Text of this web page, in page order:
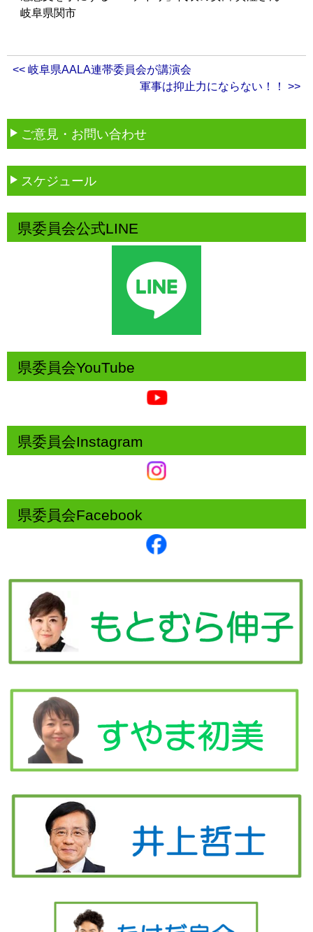
岐阜県関市
<< 岐阜県AALA連帯委員会が講演会
軍事は抑止力にならない！！ >>
ご意見・お問い合わせ
スケジュール
県委員会公式LINE
県委員会YouTube
県委員会Instagram
県委員会Facebook